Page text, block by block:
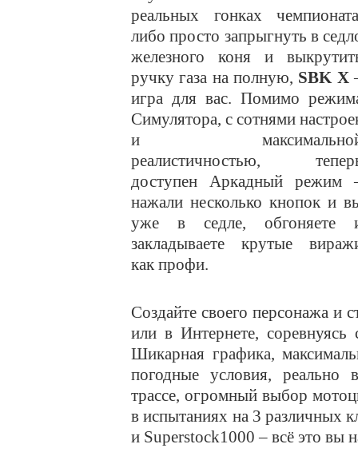
реальных гонках
либо просто запрыгнуть в
железного коня и
ручку газа на полную, SBK X
игра для вас. Помимо
Симулятора, с сотнями
и
реалистичностью,
доступен Аркадный режим
нажали несколько кнопок и
уже в седле, обгоняете
закладываете крутые
как профи.
Создайте своего персонажа и
или в Интернете,
Шикарная графика,
погодные условия, реально
трассе, огромный выбор
в испытаниях на 3 различных
и Superstock1000 – всё это вы